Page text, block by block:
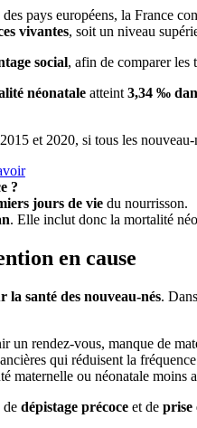
pays européens, la France
vivantes, soit un niveau
social, afin de comparer les
néonataleatteint 3,34 ‰
et 2020, si tous les
?
jours de viedu nourrisson.
. Elle inclut donc la mortalité
en cause
la santé des nouveau-nés.
un rendez-vous, manque de
qui réduisent la
maternelle ou néonatale moins
de dépistage précoceet de prise